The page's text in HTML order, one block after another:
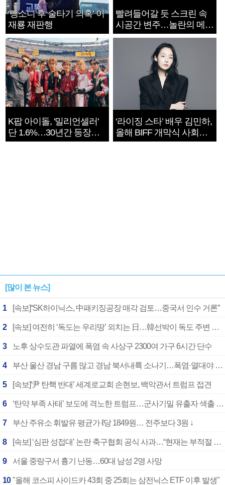
‘뺑소니 후 술타기 의혹’ 이
재룡 재판행
빨려들어갈 듯 스크린 속
시공간 변주…놀란의 메시
지는 ‘전쟁 속죄’
K팝 아이돌, '밀리언셀러'
단 1.6%…30년간 등장
1182개팀 전수조사
‘라이징 스타’ 배우 김민하,
올해 BIFF 개막식 사회자
확정
[많이 본 뉴스]
1 [속보]“SK하이닉스, 中패키징공장 매각 검토…중국서 인수 거론”
2 [속보] 여전히 ‘독도는 우리땅’ 외치는 日…韓선박이 독도 주변 해양조사 활동하자 반발
3 노후 상수도관 파열에 폭염 속 사상구 2300여 가구 6시간 단수
4 부산 울산 경남 구름 많고 경남 북서내륙 소나기…폭염·열대야 계속
5 [속보]‘尹 탄핵 반대’ 세계로교회 손현보, 백악관서 트럼프 접견
6 ‘탄약 부족 사태’ 보도에 격노한 트럼프…군사기밀 유출자 색출 지시
7 부산 주유소 휘발유 평균가 ℓ당 1849원… 전주보다 3원 ↓
8 [속보] ‘심판 성접대’ 논란 축구협회 공식 사과…“현재는 부적절 행위 없어”
9 서울 중랑구서 흉기 난동…60대 남성 2명 사망
10 "올해 코스피 사이드카 43회 중 25회는 삼전닉스 ETF 이후 발생"